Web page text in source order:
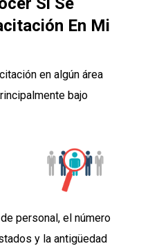
En Mi
en algún área
bajo
personal, el número
y la antigüedad